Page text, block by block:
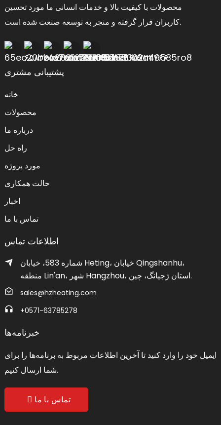
محصولات با کیفیت بالا و خدمات انسانی ما مورد تحسین
کاربران قرار گرفته و منجر به توسعه صنعت شده است.
پشتیبانی مشتری
خانه
محصولات
درباره ما
راه حل
مورد پروژه
حالت همکاری
اخبار
تماس با ما
اطلاعات تماس
شماره 583، خیابان Heting، خیابان Qingshanhu،
منطقه Lin'an، شهر Hangzhou، استان ژجیانگ، چین.
sales@hzheating.com
‎+0571-63785278‎
خبرنامه‌ها
ایمیل خود را وارد کنید تا آخرین اطلاعات مربوط به برنامه‌ها را برای
شما ارسال کنیم.
تماس با ما